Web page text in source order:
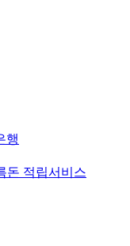
행
돈 적립서비스